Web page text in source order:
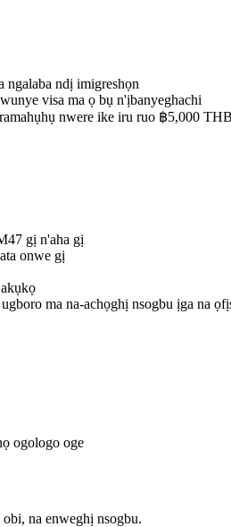
ngalaba ndị imigreshọn
visa ma ọ bụ n'ịbanyeghachi
nwere ike iru ruo ฿5,000
gị n'aha gị
onwe gị
ma na-achọghị nsogbu ịga na
ogologo oge
na enweghị nsogbu.